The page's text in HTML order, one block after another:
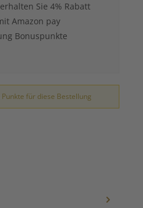
Sie 4% Rabatt
Amazon pay
Bonuspunkte
für diese Bestellung